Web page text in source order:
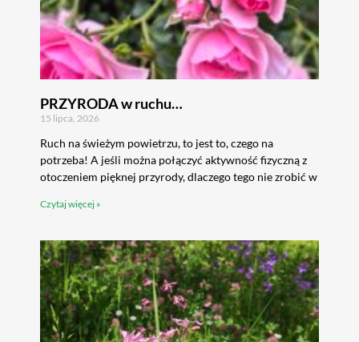
PRZYRODA w ruchu…
15 lipca, 2026
Ruch na świeżym powietrzu, to jest to, czego na
potrzeba! A jeśli można połączyć aktywność fizyczną z
otoczeniem pięknej przyrody, dlaczego tego nie zrobić w
Czytaj więcej »